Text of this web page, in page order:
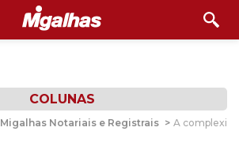
COLUNAS
Migalhas Notariais e Registrais > A